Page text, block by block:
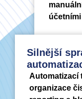
Silnější
Automatizací
organizace